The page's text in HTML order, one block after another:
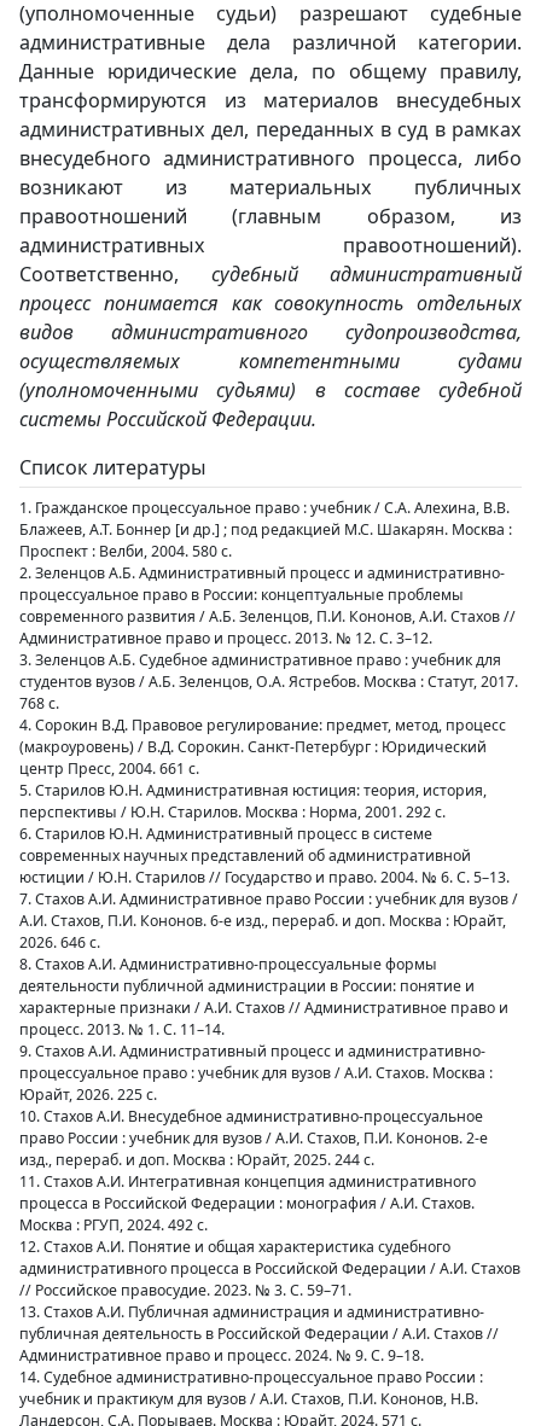
(уполномоченные судьи) разрешают судебные
административные дела различной категории.
Данные юридические дела, по общему правилу,
трансформируются из материалов внесудебных
административных дел, переданных в суд в рамках
внесудебного административного процесса, либо
возникают из материальных публичных
правоотношений (главным образом, из
административных правоотношений).
Соответственно, судебный административный
процесс понимается как совокупность отдельных
видов административного судопроизводства,
осуществляемых компетентными судами
(уполномоченными судьями) в составе судебной
системы Российской Федерации.
Список литературы
1. Гражданское процессуальное право : учебник / С.А. Алехина, В.В.
Блажеев, А.Т. Боннер [и др.] ; под редакцией М.С. Шакарян. Москва :
Проспект : Велби, 2004. 580 с.
2. Зеленцов А.Б. Административный процесс и административно-
процессуальное право в России: концептуальные проблемы
современного развития / А.Б. Зеленцов, П.И. Кононов, А.И. Стахов //
Административное право и процесс. 2013. № 12. С. 3–12.
3. Зеленцов А.Б. Судебное административное право : учебник для
студентов вузов / А.Б. Зеленцов, О.А. Ястребов. Москва : Статут, 2017.
768 с.
4. Сорокин В.Д. Правовое регулирование: предмет, метод, процесс
(макроуровень) / В.Д. Сорокин. Санкт-Петербург : Юридический
центр Пресс, 2004. 661 с.
5. Старилов Ю.Н. Административная юстиция: теория, история,
перспективы / Ю.Н. Старилов. Москва : Норма, 2001. 292 с.
6. Старилов Ю.Н. Административный процесс в системе
современных научных представлений об административной
юстиции / Ю.Н. Старилов // Государство и право. 2004. № 6. С. 5–13.
7. Стахов А.И. Административное право России : учебник для вузов /
А.И. Стахов, П.И. Кононов. 6-е изд., перераб. и доп. Москва : Юрайт,
2026. 646 с.
8. Стахов А.И. Административно-процессуальные формы
деятельности публичной администрации в России: понятие и
характерные признаки / А.И. Стахов // Административное право и
процесс. 2013. № 1. С. 11–14.
9. Стахов А.И. Административный процесс и административно-
процессуальное право : учебник для вузов / А.И. Стахов. Москва :
Юрайт, 2026. 225 с.
10. Стахов А.И. Внесудебное административно-процессуальное
право России : учебник для вузов / А.И. Стахов, П.И. Кононов. 2-е
изд., перераб. и доп. Москва : Юрайт, 2025. 244 с.
11. Стахов А.И. Интегративная концепция административного
процесса в Российской Федерации : монография / А.И. Стахов.
Москва : РГУП, 2024. 492 с.
12. Стахов А.И. Понятие и общая характеристика судебного
административного процесса в Российской Федерации / А.И. Стахов
// Российское правосудие. 2023. № 3. С. 59–71.
13. Стахов А.И. Публичная администрация и административно-
публичная деятельность в Российской Федерации / А.И. Стахов //
Административное право и процесс. 2024. № 9. С. 9–18.
14. Судебное административно-процессуальное право России :
учебник и практикум для вузов / А.И. Стахов, П.И. Кононов, Н.В.
Ландерсон, С.А. Порываев. Москва : Юрайт, 2024. 571 с.